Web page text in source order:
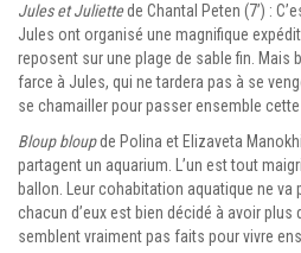
Jules et Juliettede Chantal Peten (7’) :
Jules ont organisé une magnifique
reposent sur une plage de sable fin. Mais
farce à Jules, qui ne tardera pas à se
se chamailler pour passer ensemble
Bloup bloupde Polina et Elizaveta
partagent un aquarium. L’un est tout
ballon. Leur cohabitation aquatique ne
chacun d’eux est bien décidé à avoir plus
semblent vraiment pas faits pour vivre